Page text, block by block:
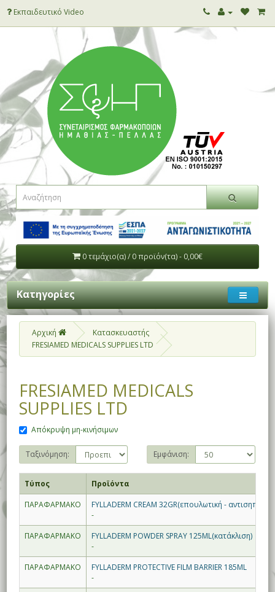
Εκπαιδευτικό Video
0 τεμάχιο(α) / 0 προϊόν(τα) - 0,00€
Κατηγορίες
Αρχική
Κατασκευαστής
FRESIAMED MEDICALS SUPPLIES LTD
FRESIAMED MEDICALS
SUPPLIES LTD
Απόκρυψη μη-κινήσιμων
Ταξινόμηση: Εμφάνιση:
Τύπος
Προϊόντα
ΠΑΡΑΦΑΡΜΑΚΟ
FYLLADERM CREAM 32GR(επουλωτική - αντισηπτική)
-
ΠΑΡΑΦΑΡΜΑΚΟ
FYLLADERM POWDER SPRAY 125ML(κατάκλιση)
-
ΠΑΡΑΦΑΡΜΑΚΟ
FYLLADERM PROTECTIVE FILM BARRIER 185ML
-